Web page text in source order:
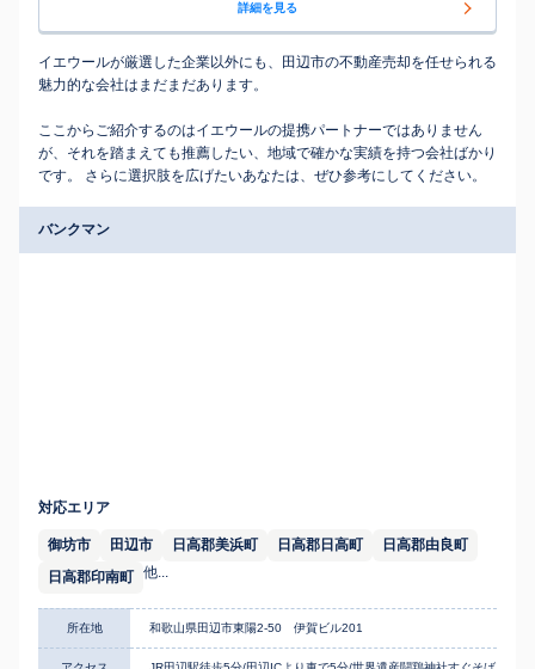
詳細を見る
イエウールが厳選した企業以外にも、田辺市の不動産売却を任せられる
魅力的な会社はまだまだあります。
ここからご紹介するのはイエウールの提携パートナーではありません
が、それを踏まえても推薦したい、地域で確かな実績を持つ会社ばかり
です。 さらに選択肢を広げたいあなたは、ぜひ参考にしてください。
バンクマン
対応エリア
御坊市 田辺市 日高郡美浜町 日高郡日高町
日高郡由良町
日高郡印南町 他...
所在地 和歌山県田辺市東陽2-50 伊賀ビル201